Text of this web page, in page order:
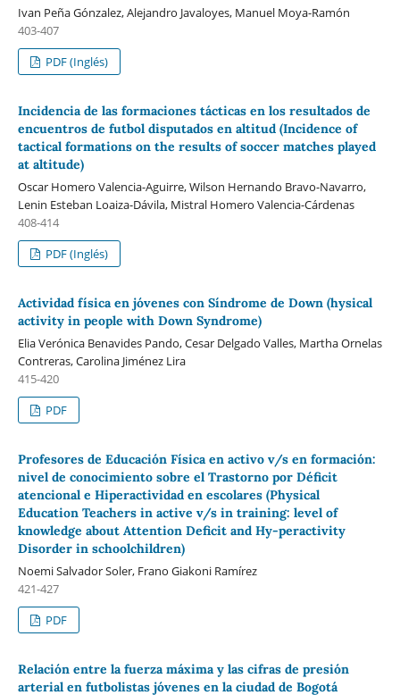
Ivan Peña Gónzalez, Alejandro Javaloyes, Manuel Moya-Ramón
403-407
PDF (Inglés)
Incidencia de las formaciones tácticas en los resultados de
encuentros de futbol disputados en altitud (Incidence of
tactical formations on the results of soccer matches played
at altitude)
Oscar Homero Valencia-Aguirre, Wilson Hernando Bravo-Navarro,
Lenin Esteban Loaiza-Dávila, Mistral Homero Valencia-Cárdenas
408-414
PDF (Inglés)
Actividad física en jóvenes con Síndrome de Down (hysical
activity in people with Down Syndrome)
Elia Verónica Benavides Pando, Cesar Delgado Valles, Martha Ornelas
Contreras, Carolina Jiménez Lira
415-420
PDF
Profesores de Educación Física en activo v/s en formación:
nivel de conocimiento sobre el Trastorno por Déficit
atencional e Hiperactividad en escolares (Physical
Education Teachers in active v/s in training: level of
knowledge about Attention Deficit and Hy-peractivity
Disorder in schoolchildren)
Noemi Salvador Soler, Frano Giakoni Ramírez
421-427
PDF
Relación entre la fuerza máxima y las cifras de presión
arterial en futbolistas jóvenes en la ciudad de Bogotá